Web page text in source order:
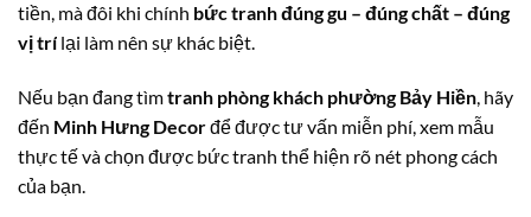
tiền, mà đôi khi chính bức tranh đúng gu – đúng chất – đúng
vị trí lại làm nên sự khác biệt.
Nếu bạn đang tìmtranh phòng khách phường Bảy Hiền, hãy
đến Minh Hưng Decorđể được tư vấn miễn phí, xem mẫu
thực tế và chọn được bức tranh thể hiện rõ nét phong cách
của bạn.